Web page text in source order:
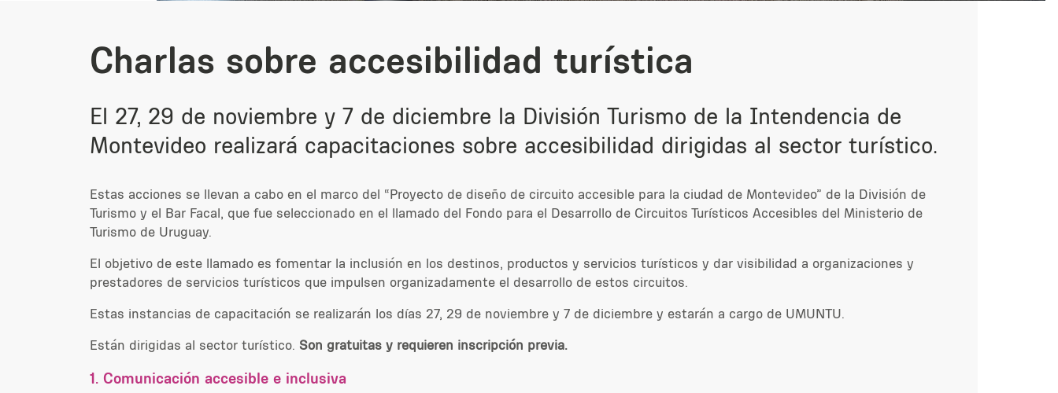
Charlas sobre accesibilidad turística
El 27, 29 de noviembre y 7 de diciembre la División Turismo de la Intendencia de
Montevideo realizará capacitaciones sobre accesibilidad dirigidas al sector turístico.
Estas acciones se llevan a cabo en el marco del “Proyecto de diseño de circuito accesible para la ciudad de Montevideo” de la División de
Turismo y el Bar Facal, que fue seleccionado en el llamado del Fondo para el Desarrollo de Circuitos Turísticos Accesibles del Ministerio de
Turismo de Uruguay.
El objetivo de este llamado es fomentar la inclusión en los destinos, productos y servicios turísticos y dar visibilidad a organizaciones y
prestadores de servicios turísticos que impulsen organizadamente el desarrollo de estos circuitos.
Estas instancias de capacitación se realizarán los días 27, 29 de noviembre y 7 de diciembre y estarán a cargo de UMUNTU.
Están dirigidas al sector turístico. Son gratuitas y requieren inscripción previa.
1. Comunicación accesible e inclusiva